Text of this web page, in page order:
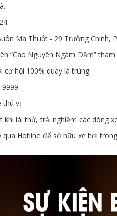
Ma Thuột - 29 Trường Chinh,
“Cao Nguyên Ngàm Dặm”
cơ hội 100% quay là trúng
thú vị
khi lái thử, trải nghiệm các dòng
Hotline để sở hữu xe hơi